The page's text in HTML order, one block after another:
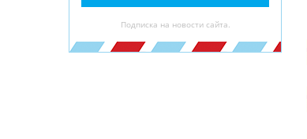
Подписка на новости сайта.